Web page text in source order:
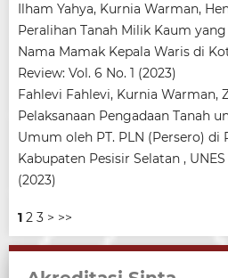
Ilham Yahya, Kurnia Warman,
Peralihan Tanah Milik Kaum
Nama Mamak Kepala Waris di
Review: Vol. 6 No. 1 (2023)
Fahlevi Fahlevi, Kurnia Warman,
Pelaksanaan Pengadaan Tanah
Umum oleh PT. PLN (Persero) di
Kabupaten Pesisir Selatan ,
(2023)
1 2 3 > >>